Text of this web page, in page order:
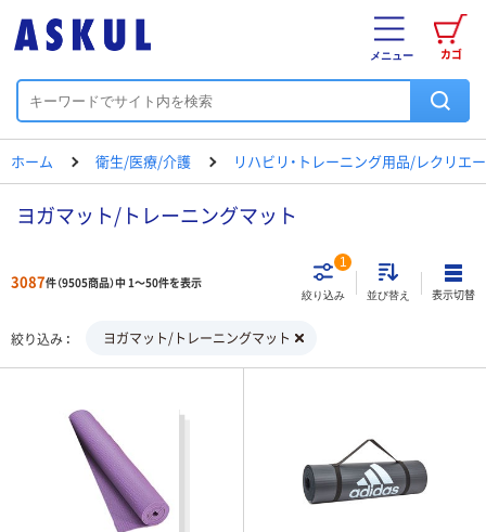
カゴ
メニュー
ホーム 衛生/医療/介護 リハビリ・トレーニング用品/レクリエ
ヨガマット/トレーニングマット
3087件（9505商品）中 1～50件を表示
絞り込み
1
並び替え 表示切替
絞り込み ヨガマット/トレーニングマット